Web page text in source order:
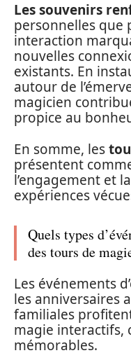
Les souvenirs
personnelles que
interaction
nouvelles
existants. En
autour de
magicien
propice au
En somme, les
présentent
l’engagement et
expériences
Quels types
des tours de
Les événements
les anniversaires
familiales
magie interactifs,
mémorables.